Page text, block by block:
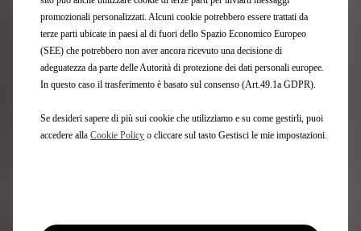
Slovenia, Svezia e nei seguenti paesi o territori: Andorra, Bosnia ed
Erzegovina, Gibilterra, Islanda, Kosovo, Liechtenstein, Macedonia,
Monaco, Montenegro, Norvegia, Regno Unito, San Marino, Serbia,
Svizzera, Vaticano. Per i territori francesi d'oltremare, i servizi di
assistenza sono limitati al dipartimento o territorio che ha
commercializzato il veicolo.
esterni a DS AUTOMOBILES ASSISTANCE è strettamente regolamentata.
Il rimborso delle prestazioni eventualmente corrisposte potrà essere
si usufruisce non saranno rimborsati. I contatti indicati sono riservati
promozionali personalizzati. Alcuni cookie potrebbero essere trattati da
terze parti ubicate in paesi al di fuori dello Spazio Economico Europeo
(SEE) che potrebbero non aver ancora ricevuto una decisione di
adeguatezza da parte delle Autorità di protezione dei dati personali europee.
In questo caso il trasferimento è basato sul consenso (Art.49.1a GDPR).
Se desideri sapere di più sui cookie che utilizziamo e su come gestirli, puoi
accedere alla Cookie Policy o cliccare sul tasto Gestisci le mie impostazioni.